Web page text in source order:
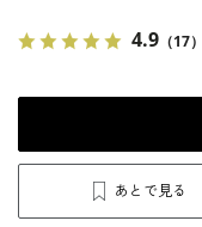
4.9 （17）
あとで見る